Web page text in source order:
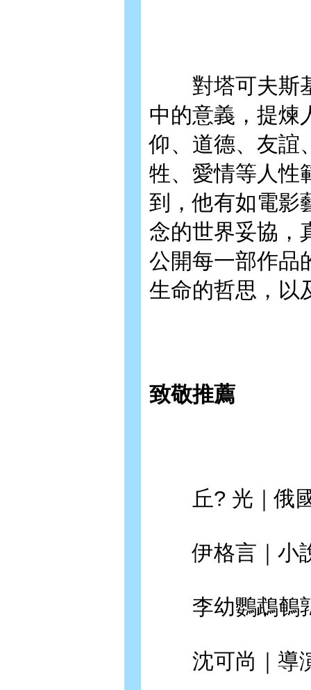
對塔可夫斯基
中的意義，提煉
仰、道德、友誼
牲、愛情等人性
到，他有如電影
念的世界妥協，
公開每一部作品
生命的哲思，以
致敬推薦
丘? 光｜俄
伊格言｜小
李幼鸚鵡鵪
沈可尚｜導